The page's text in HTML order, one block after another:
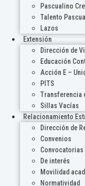
Pascualino
Talento
Lazos
Extensión
Dirección de
Educación
Acción E –
PITS
Transferencia
Sillas Vacías
Relacionamiento
Dirección de
Convenios
Convocatorias
De interés
Movilidad
Normatividad